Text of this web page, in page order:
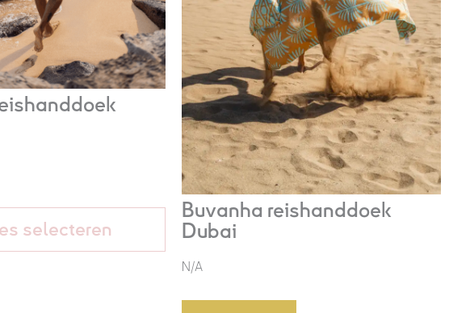
selecteren
Buvanha reishanddoek
Dubai
N/A